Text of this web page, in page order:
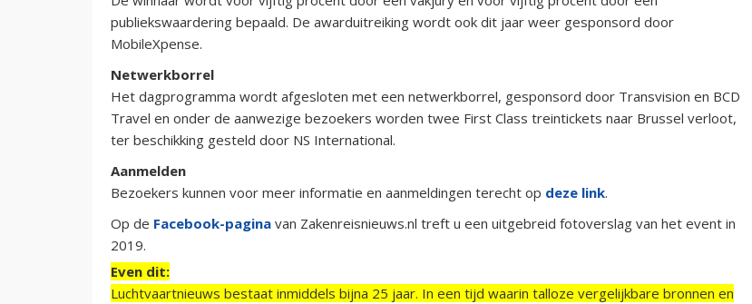
publiekswaardering bepaald. De awarduitreiking wordt ook dit jaar weer gesponsord door
MobileXpense.
Netwerkborrel
Het dagprogramma wordt afgesloten met een netwerkborrel, gesponsord door Transvision en BCD
Travel en onder de aanwezige bezoekers worden twee First Class treintickets naar Brussel verloot,
ter beschikking gesteld door NS International.
Aanmelden
Bezoekers kunnen voor meer informatie en aanmeldingen terecht op deze link.
Op de Facebook-pagina van Zakenreisnieuws.nl treft u een uitgebreid fotoverslag van het event in
2019.
Even dit:
Luchtvaartnieuws bestaat inmiddels bijna 25 jaar. In een tijd waarin talloze vergelijkbare bronnen en